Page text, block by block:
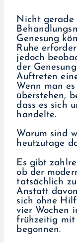
Nicht gerade
Genesung
Ruhe
jedoch
der
Auftreten
Wenn man
überstehen,
dass es sich
handelte.
Warum sind
heutzutage
Es gibt
ob der
tatsächlich
Anstatt
sich ohne
vier Wochen
frühzeitig mit
begonnen.